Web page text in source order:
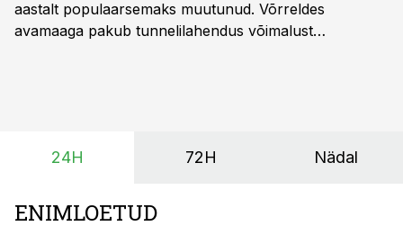
aastalt populaarsemaks muutunud. Võrreldes
avamaaga pakub tunnelilahendus võimalust
24H 72H Nädal
ENIMLOETUD